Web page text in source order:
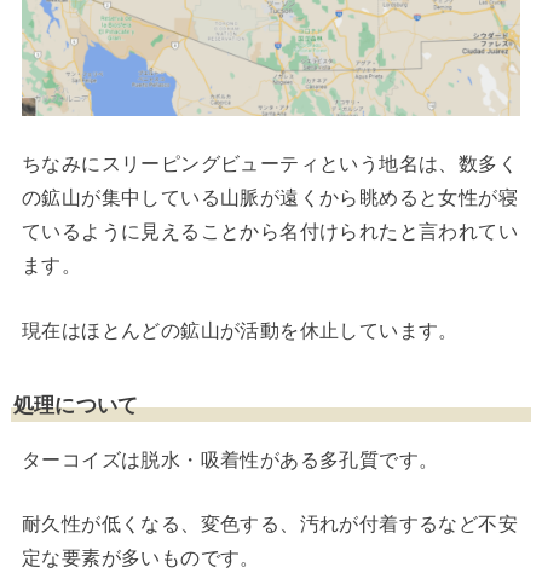
ちなみにスリーピングビューティという地名は、数多く
の鉱山が集中している山脈が遠くから眺めると女性が寝
ているように見えることから名付けられたと言われてい
ます。
現在はほとんどの鉱山が活動を休止しています。
処理について
ターコイズは脱水・吸着性がある多孔質です。
耐久性が低くなる、変色する、汚れが付着するなど不安
定な要素が多いものです。